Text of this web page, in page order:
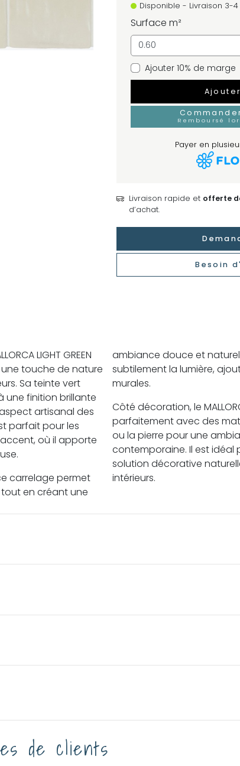
Disponible - Livraison 3-
Surface m²
Ajouter 10% de marge
Remboursé
Payer en
Livraison rapide et offerte
d’achat.
Besoin
LIGHT GREEN
touche de nature
Sa teinte vert
une finition brillante
artisanal des
parfait pour les
où il apporte
carrelage permet
en créant une
ambiance douce et
subtilement la lumière,
murales.
Côté décoration, le
parfaitement avec des
ou la pierre pour une
contemporaine. Il est idéal
solution décorative
intérieurs.
de clients